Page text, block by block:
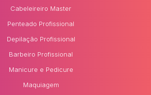
Cabeleireiro Master
Penteado Profissional
Depilação Profissional
Barbeiro Profissional
Manicure e Pedicure
Maquiagem